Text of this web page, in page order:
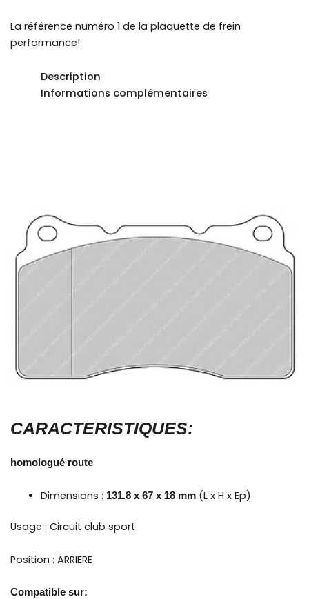
La référence numéro 1 de la plaquette de frein
performance!
Description
Informations complémentaires
CARACTERISTIQUES:
homologué route
Dimensions : 131.8 x 67 x 18 mm (L x H x Ep)
Usage : Circuit club sport
Position : ARRIERE
Compatible sur: